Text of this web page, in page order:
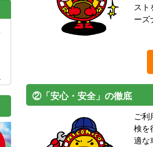
スト
ーズ
②「安心・安全」の徹底
ご利
検を
適な